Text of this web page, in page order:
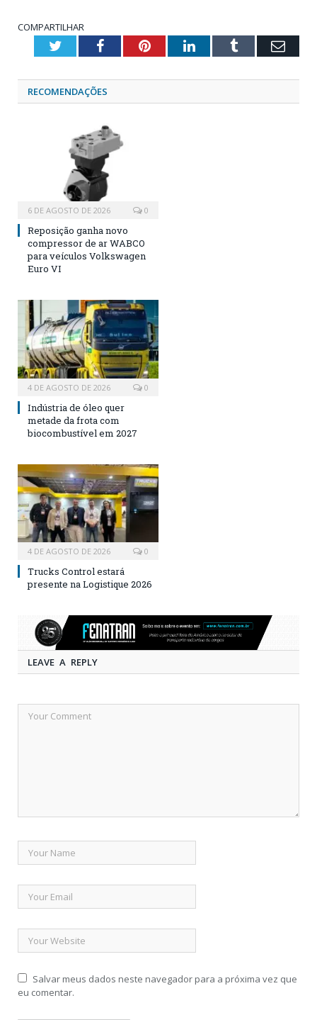
COMPARTILHAR
TwitterFacebookPinterestLinkedInTumblr
RECOMENDAÇÕES
6 DE AGOSTO DE 2026 0
Reposição ganha novo
compressor de ar WABCO
para veículos Volkswagen
Euro VI
4 DE AGOSTO DE 2026 0
Indústria de óleo quer
metade da frota com
biocombustível em 2027
4 DE AGOSTO DE 2026 0
Trucks Control estará
presente na Logistique 2026
LEAVE A REPLY
Salvar meus dados neste navegador para a próxima vez que
eu comentar.